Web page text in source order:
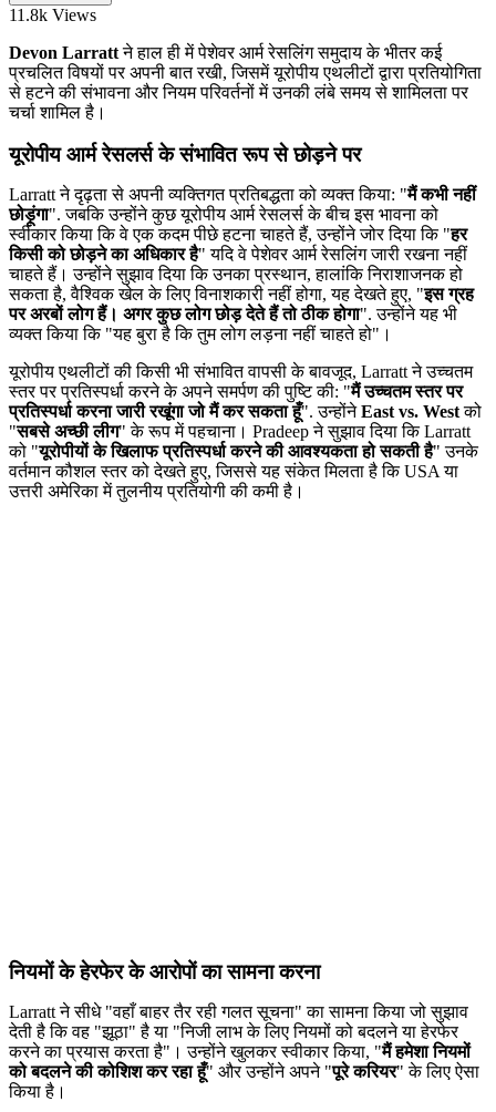
11.8k Views
Devon Larrattने हाल ही में पेशेवर आर्म रेसलिंग समुदाय के भीतर कई
प्रचलित विषयों पर अपनी बात रखी, जिसमें यूरोपीय एथलीटों द्वारा प्रतियोगिता
से हटने की संभावना और नियम परिवर्तनों में उनकी लंबे समय से शामिलता पर
चर्चा शामिल है।
यूरोपीय आर्म रेसलर्स के संभावित रूप से छोड़ने पर
Larratt ने दृढ़ता से अपनी व्यक्तिगत प्रतिबद्धता को व्यक्त किया: "मैं कभी नहीं
छोड़ूंगा". जबकि उन्होंने कुछ यूरोपीय आर्म रेसलर्स के बीच इस भावना को
स्वीकार किया कि वे एक कदम पीछे हटना चाहते हैं, उन्होंने जोर दिया कि "हर
किसी को छोड़ने का अधिकार है" यदि वे पेशेवर आर्म रेसलिंग जारी रखना नहीं
चाहते हैं। उन्होंने सुझाव दिया कि उनका प्रस्थान, हालांकि निराशाजनक हो
सकता है, वैश्विक खेल के लिए विनाशकारी नहीं होगा, यह देखते हुए, "इस ग्रह
पर अरबों लोग हैं। अगर कुछ लोग छोड़ देते हैं तो ठीक होगा". उन्होंने यह भी
व्यक्त किया कि "यह बुरा है कि तुम लोग लड़ना नहीं चाहते हो"।
यूरोपीय एथलीटों की किसी भी संभावित वापसी के बावजूद, Larratt ने उच्चतम
स्तर पर प्रतिस्पर्धा करने के अपने समर्पण की पुष्टि की: "मैं उच्चतम स्तर पर
प्रतिस्पर्धा करना जारी रखूंगा जो मैं कर सकता हूँ". उन्होंनेEast vs. Westको
"सबसे अच्छी लीग" के रूप में पहचाना। Pradeep ने सुझाव दिया कि Larratt
को "यूरोपीयों के खिलाफ प्रतिस्पर्धा करने की आवश्यकता हो सकती है" उनके
वर्तमान कौशल स्तर को देखते हुए, जिससे यह संकेत मिलता है कि USA या
उत्तरी अमेरिका में तुलनीय प्रतियोगी की कमी है।
नियमों के हेरफेर के आरोपों का सामना करना
Larratt ने सीधे "वहाँ बाहर तैर रही गलत सूचना" का सामना किया जो सुझाव
देती है कि वह "झूठा" है या "निजी लाभ के लिए नियमों को बदलने या हेरफेर
करने का प्रयास करता है"। उन्होंने खुलकर स्वीकार किया, "मैं हमेशा नियमों
को बदलने की कोशिश कर रहा हूँ" और उन्होंने अपने "पूरे करियर" के लिए ऐसा
किया है।